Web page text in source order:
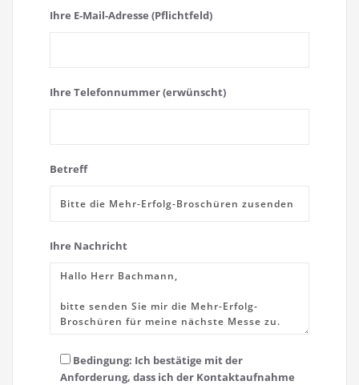
Ihre E-Mail-Adresse (Pflichtfeld)
Ihre Telefonnummer (erwünscht)
Betreff
Ihre Nachricht
Bedingung: Ich bestätige mit der
Anforderung, dass ich der Kontaktaufnahme